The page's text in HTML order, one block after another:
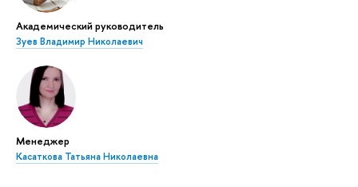
Академический руководитель
Зуев Владимир Николаевич
Менеджер
Касаткова Татьяна Николаевна